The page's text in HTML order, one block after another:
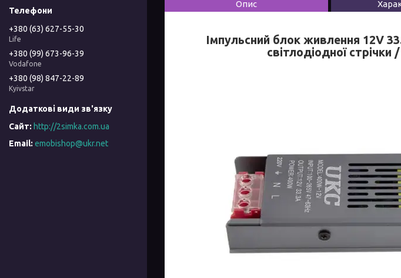
Опис
Імпульсний блок живлення 12V
світлодіодної
+380 (63) 627-55-30
Life
+380 (99) 673-96-39
Vodafone
+380 (98) 847-22-89
Kyivstar
http://2simka.com.ua
emobishop@ukr.net